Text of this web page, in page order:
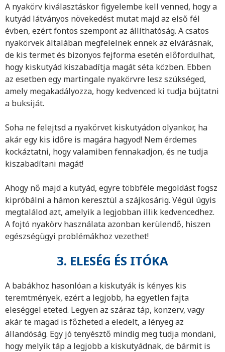
A nyakörv kiválasztáskor figyelembe kell venned, hogy a
kutyád látványos növekedést mutat majd az első fél
évben, ezért fontos szempont az állíthatóság. A csatos
nyakörvek általában megfelelnek ennek az elvárásnak,
de kis termet és bizonyos fejforma esetén előfordulhat,
hogy kiskutyád kiszabadítja magát séta közben. Ebben
az esetben egy martingale nyakörvre lesz szükséged,
amely megakadályozza, hogy kedvenced ki tudja bújtatni
a buksiját.
Soha ne felejtsd a nyakörvet kiskutyádon olyankor, ha
akár egy kis időre is magára hagyod! Nem érdemes
kockáztatni, hogy valamiben fennakadjon, és ne tudja
kiszabadítani magát!
Ahogy nő majd a kutyád, egyre többféle megoldást fogsz
kipróbálni a hámon keresztül a szájkosárig. Végül úgyis
megtalálod azt, amelyik a legjobban illik kedvencedhez.
A fojtó nyakörv használata azonban kerülendő, hiszen
egészségügyi problémákhoz vezethet!
3. ELESÉG ÉS ITÓKA
A babákhoz hasonlóan a kiskutyák is kényes kis
teremtmények, ezért a legjobb, ha egyetlen fajta
eleséggel eteted. Legyen az száraz táp, konzerv, vagy
akár te magad is főzheted a eledelt, a lényeg az
állandóság. Egy jó tenyésztő mindig meg tudja mondani,
hogy melyik táp a legjobb a kiskutyádnak, de bármit is